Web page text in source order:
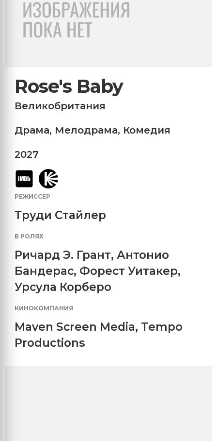
Rose's Baby
Великобритания
Драма, Мелодрама, Комедия
2027
РЕЖИССЕР
Труди Стайлер
В РОЛЯХ
Ричард Э. Грант, Антонио
Бандерас, Форест Уитакер,
Урсула Корберо
КИНОКОМПАНИЯ
Maven Screen Media, Tempo
Productions